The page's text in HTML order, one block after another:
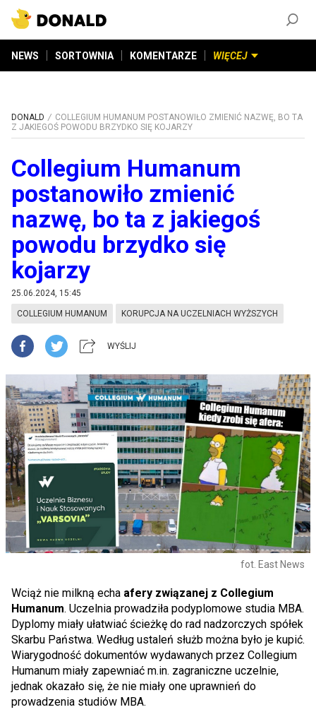
NEWS SORTOWNIA KOMENTARZE WIĘCEJ
DONALD
COLLEGIUM HUMANUM POSTANOWIŁO ZMIENIĆ NAZWĘ, BO TA
Z JAKIEGOŚ POWODU BRZYDKO SIĘ KOJARZY
Collegium Humanum
postanowiło zmienić
nazwę, bo ta z jakiegoś
powodu brzydko się
kojarzy
25.06.2024, 15:45
COLLEGIUM HUMANUM KORUPCJA NA UCZELNIACH WYŻSZYCH
WYŚLIJ
fot. East News
Wciąż nie milkną echa afery związanej z Collegium
Humanum. Uczelnia prowadziła podyplomowe studia MBA.
Dyplomy miały ułatwiać ścieżkę do rad nadzorczych spółek
Skarbu Państwa. Według ustaleń służb można było je kupić.
Wiarygodność dokumentów wydawanych przez Collegium
Humanum miały zapewniać m.in. zagraniczne uczelnie,
jednak okazało się, że nie miały one uprawnień do
prowadzenia studiów MBA.